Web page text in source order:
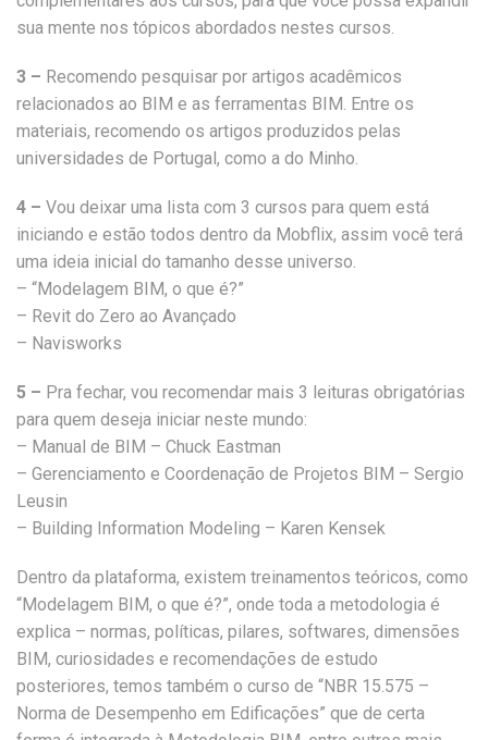
sua mente nos tópicos abordados nestes cursos.
3 – Recomendo pesquisar por artigos acadêmicos
relacionados ao BIM e as ferramentas BIM. Entre os
materiais, recomendo os artigos produzidos pelas
universidades de Portugal, como a do Minho.
4 – Vou deixar uma lista com 3 cursos para quem está
iniciando e estão todos dentro da Mobflix, assim você terá
uma ideia inicial do tamanho desse universo.
– “Modelagem BIM, o que é?”
– Revit do Zero ao Avançado
– Navisworks
5 – Pra fechar, vou recomendar mais 3 leituras obrigatórias
para quem deseja iniciar neste mundo:
– Manual de BIM – Chuck Eastman
– Gerenciamento e Coordenação de Projetos BIM – Sergio
Leusin
– Building Information Modeling – Karen Kensek
Dentro da plataforma, existem treinamentos teóricos, como
“Modelagem BIM, o que é?”, onde toda a metodologia é
explica – normas, políticas, pilares, softwares, dimensões
BIM, curiosidades e recomendações de estudo
posteriores, temos também o curso de “NBR 15.575 –
Norma de Desempenho em Edificações” que de certa